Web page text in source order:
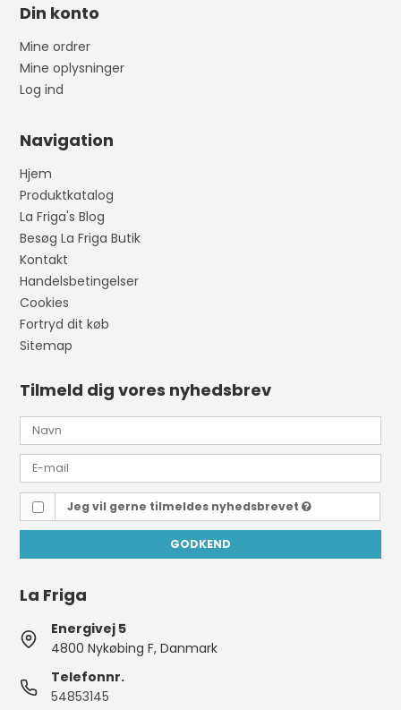
Din konto
Mine ordrer
Mine oplysninger
Log ind
Navigation
Hjem
Produktkatalog
La Friga's Blog
Besøg La Friga Butik
Kontakt
Handelsbetingelser
Cookies
Fortryd dit køb
Sitemap
Tilmeld dig vores nyhedsbrev
Jeg vil gerne tilmeldes nyhedsbrevet
GODKEND
La Friga
Energivej 5
4800 Nykøbing F, Danmark
Telefonnr.
54853145